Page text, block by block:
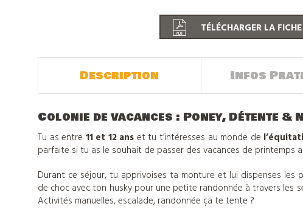
TÉLÉCHARGER LA
Description Infos
Colonie de vacances : Poney, Détente &
Tu as entre 11 et 12 ans et tu t’intéresses au monde de
parfaite si tu as le souhait de passer des vacances de printemps
Durant ce séjour, tu apprivoises ta monture et lui dispenses les
de choc avec ton husky pour une petite randonnée à travers les
Activités manuelles, escalade, randonnée ça te tente ?